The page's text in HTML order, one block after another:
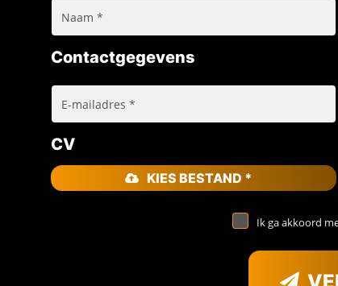
Contactgegevens
CV
KIES BESTAND *
Ik ga akkoord